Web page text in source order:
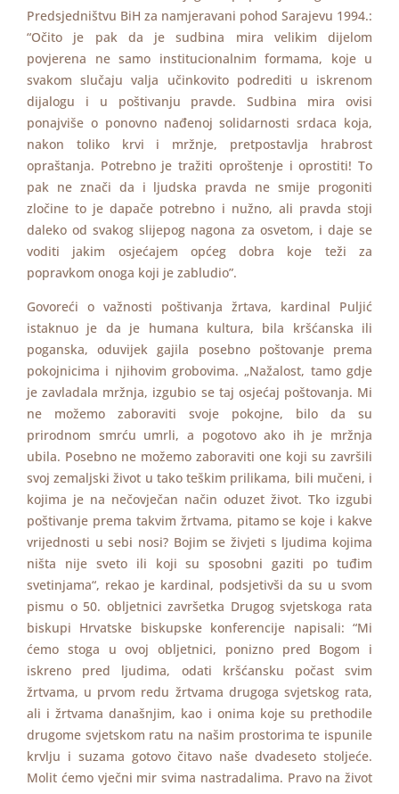
Predsjedništvu BiH za namjeravani pohod Sarajevu 1994.:
“Očito je pak da je sudbina mira velikim dijelom
povjerena ne samo institucionalnim formama, koje u
svakom slučaju valja učinkovito podrediti u iskrenom
dijalogu i u poštivanju pravde. Sudbina mira ovisi
ponajviše o ponovno nađenoj solidarnosti srdaca koja,
nakon toliko krvi i mržnje, pretpostavlja hrabrost
opraštanja. Potrebno je tražiti oproštenje i oprostiti! To
pak ne znači da i ljudska pravda ne smije progoniti
zločine to je dapače potrebno i nužno, ali pravda stoji
daleko od svakog slijepog nagona za osvetom, i daje se
voditi jakim osjećajem općeg dobra koje teži za
popravkom onoga koji je zabludio”.
Govoreći o važnosti poštivanja žrtava, kardinal Puljić
istaknuo je da je humana kultura, bila kršćanska ili
poganska, oduvijek gajila posebno poštovanje prema
pokojnicima i njihovim grobovima. „Nažalost, tamo gdje
je zavladala mržnja, izgubio se taj osjećaj poštovanja. Mi
ne možemo zaboraviti svoje pokojne, bilo da su
prirodnom smrću umrli, a pogotovo ako ih je mržnja
ubila. Posebno ne možemo zaboraviti one koji su završili
svoj zemaljski život u tako teškim prilikama, bili mučeni, i
kojima je na nečovječan način oduzet život. Tko izgubi
poštivanje prema takvim žrtvama, pitamo se koje i kakve
vrijednosti u sebi nosi? Bojim se živjeti s ljudima kojima
ništa nije sveto ili koji su sposobni gaziti po tuđim
svetinjama“, rekao je kardinal, podsjetivši da su u svom
pismu o 50. obljetnici završetka Drugog svjetskoga rata
biskupi Hrvatske biskupske konferencije napisali: “Mi
ćemo stoga u ovoj obljetnici, ponizno pred Bogom i
iskreno pred ljudima, odati kršćansku počast svim
žrtvama, u prvom redu žrtvama drugoga svjetskog rata,
ali i žrtvama današnjim, kao i onima koje su prethodile
drugome svjetskom ratu na našim prostorima te ispunile
krvlju i suzama gotovo čitavo naše dvadeseto stoljeće.
Molit ćemo vječni mir svima nastradalima. Pravo na život